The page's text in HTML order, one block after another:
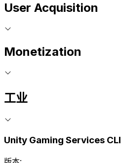
User Acquisition
Monetization
工业
Unity Gaming Services CLI